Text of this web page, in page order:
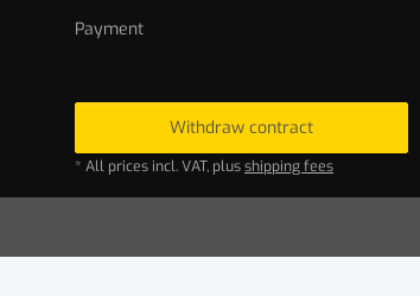
Payment
Withdraw contract
* All prices incl. VAT, plusshipping fees